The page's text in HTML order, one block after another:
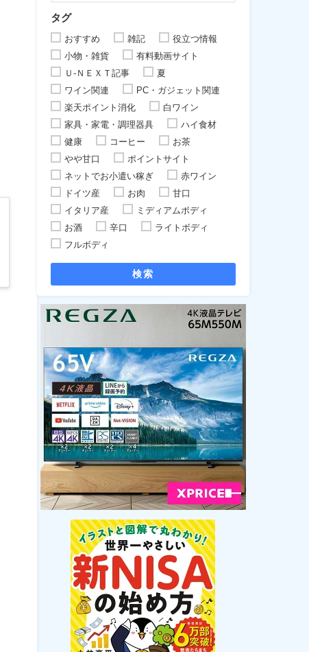
タグ
おすすめ 雑記
役立つ情報
小物・雑貨
有料動画サイト
Ｕ-ＮＥＸＴ記事
夏
ワイン関連
PC・ガジェット関連
楽天ポイント消化
白ワイン
家具・家電・調理器具
ハイ食材
健康
コーヒー
お茶
やや甘口
ポイントサイト
ネットでお小遣い稼ぎ
赤ワイン
ドイツ産
お肉
甘口
イタリア産
ミディアムボディ
お酒
辛口
ライトボディ
フルボディ
検索